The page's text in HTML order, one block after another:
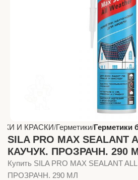
И КРАСКИ Герметики Герметики
SILA PRO MAX SEALANT
КАУЧУК. ПРОЗРАЧН. 290
Купить SILA PRO MAX SEALANT
ПРОЗРАЧН. 290 МЛ